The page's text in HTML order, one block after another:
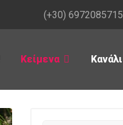
(+30) 6972085715
Κείμενα Κανάλι